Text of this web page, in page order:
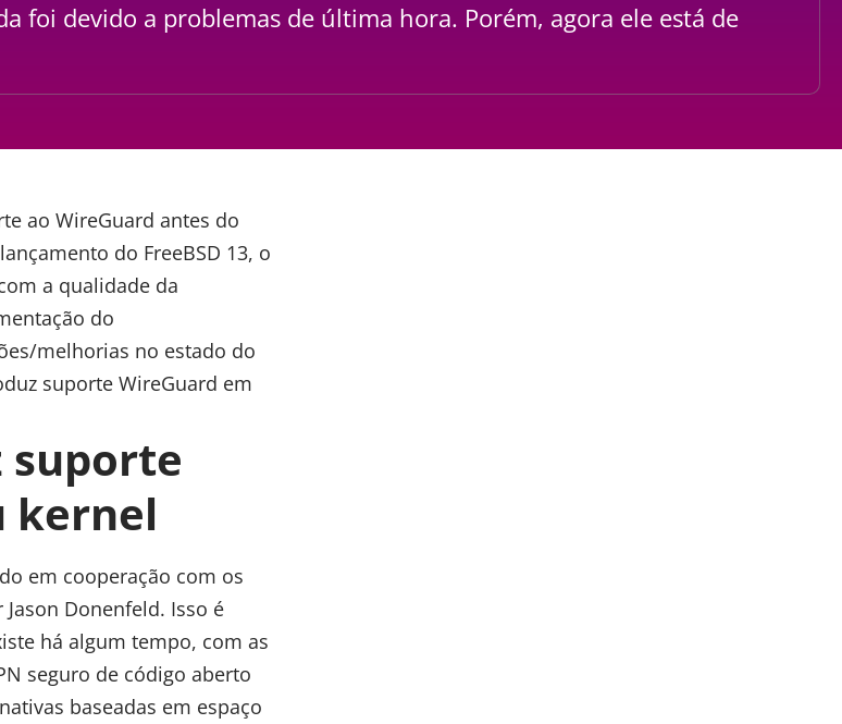
foi devido a problemas de última hora. Porém, agora ele está de
ao WireGuard antes do
do FreeBSD 13, o
a qualidade da
do
melhorias no estado do
suporte WireGuard em
suporte
kernel
em cooperação com os
Donenfeld. Isso é
há algum tempo, com as
seguro de código aberto
baseadas em espaço